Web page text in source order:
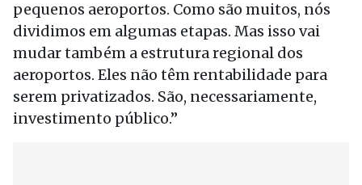
pequenos aeroportos. Como são muitos, nós
dividimos em algumas etapas. Mas isso vai
mudar também a estrutura regional dos
aeroportos. Eles não têm rentabilidade para
serem privatizados. São, necessariamente,
investimento público.”